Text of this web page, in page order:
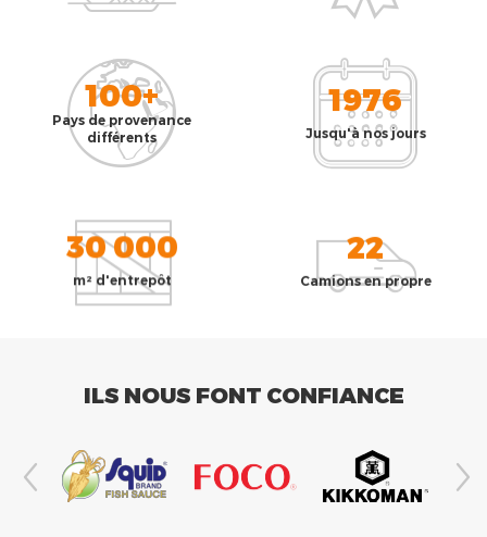
100+
Pays de provenance
différents
1976
Jusqu'à nos jours
30 000
m² d'entrepôt
22
Camions en propre
ILS NOUS FONT CONFIANCE